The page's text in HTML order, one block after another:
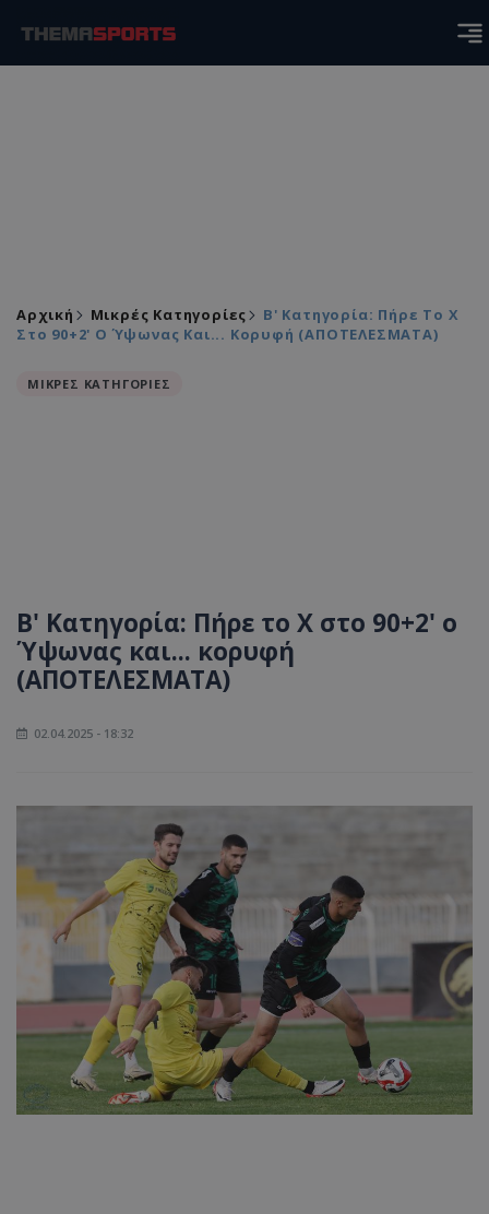
Αρχική Μικρές Κατηγορίες
Β' Κατηγορία: Πήρε Το Χ
Στο 90+2' Ο Ύψωνας Και... Κορυφή (ΑΠΟΤΕΛΕΣΜΑΤΑ)
ΜΙΚΡΕΣ ΚΑΤΗΓΟΡΙΕΣ
Β' Κατηγορία: Πήρε το Χ στο 90+2' ο
Ύψωνας και... κορυφή
(ΑΠΟΤΕΛΕΣΜΑΤΑ)
02.04.2025 - 18:32